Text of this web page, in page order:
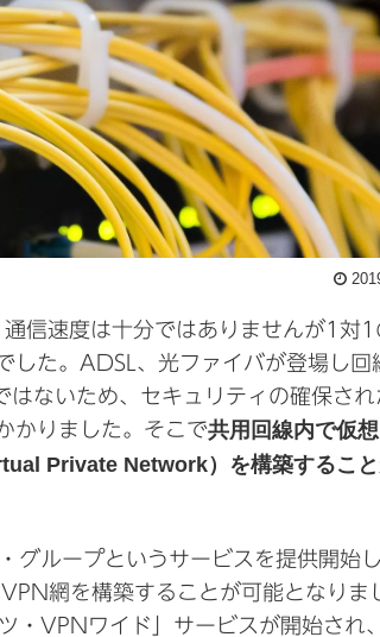
信速度は十分ではありませんが1対
した。ADSL、光ファイバが登場し回
ないため、セキュリティの確保さ
かりました。そこで共用回線内で仮
Private Network）を構築するこ
ループというサービスを提供開始
網を構築することが可能となりま
VPNワイド」サービスが開始され